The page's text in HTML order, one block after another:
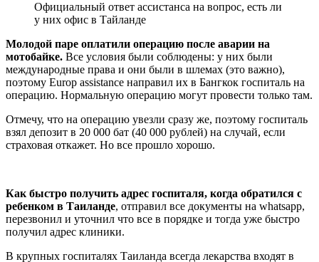
Официальный ответ ассистанса на вопрос, есть ли
у них офис в Тайланде
Молодой паре оплатили операцию после аварии на
мотобайке. Все условия были соблюдены: у них были
международные права и они были в шлемах (это важно),
поэтому Europ assistance направил их в Бангкок госпиталь на
операцию. Нормальную операцию могут провести только там.
Отмечу, что на операцию увезли сразу же, поэтому госпиталь
взял депозит в 20 000 бат (40 000 рублей) на случай, если
страховая откажет. Но все прошло хорошо.
Как быстро получить адрес госпиталя, когда обратился с
ребенком в Таиланде, отправил все документы на whatsapp,
перезвонил и уточнил что все в порядке и тогда уже быстро
получил адрес клиники.
В крупных госпиталях Таиланда всегда лекарства входят в